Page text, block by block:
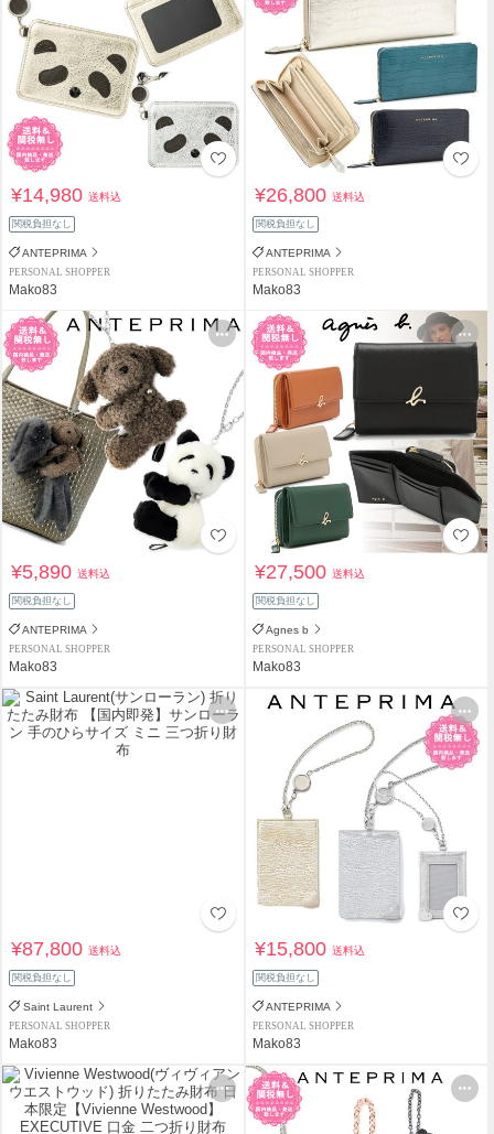
¥14,980送料込
関税負担なし
ANTEPRIMA
PERSONAL SHOPPER
Mako83
¥26,800送料込
関税負担なし
ANTEPRIMA
PERSONAL SHOPPER
Mako83
¥5,890送料込
関税負担なし
ANTEPRIMA
PERSONAL SHOPPER
Mako83
¥27,500送料込
関税負担なし
Agnes b
PERSONAL SHOPPER
Mako83
¥87,800送料込
関税負担なし
Saint Laurent
PERSONAL SHOPPER
Mako83
¥15,800送料込
関税負担なし
ANTEPRIMA
PERSONAL SHOPPER
Mako83